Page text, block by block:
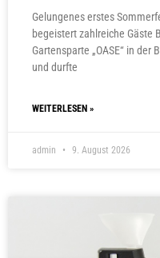
Gelungenes erstes
begeistert zahlreiche Gäste
Gartensparte „OASE“ in
und durfte
WEITERLESEN »
admin 9. August 2026